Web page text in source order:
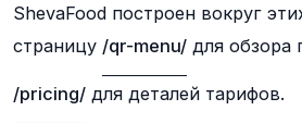
ShevaFood построен вокруг
страницу /qr-menu/ для обзора
/pricing/ для деталей тарифов.